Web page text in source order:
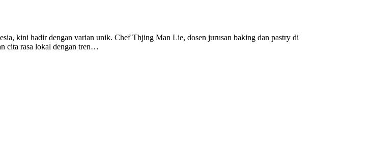
kini hadir dengan varian unik. Chef Thjing Man Lie, dosen jurusan baking dan pastry di
cita rasa lokal dengan tren…